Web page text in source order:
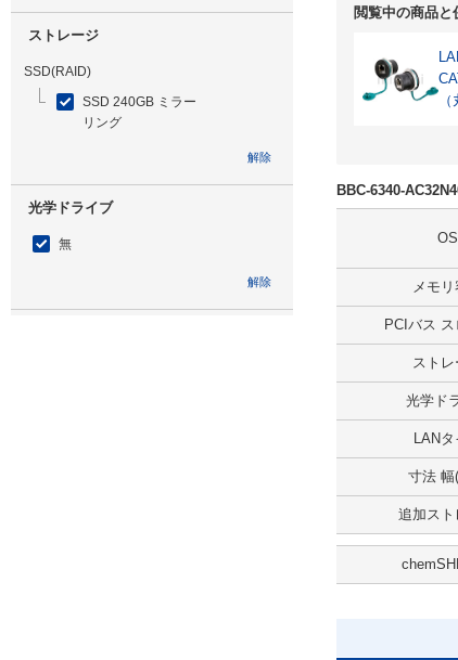
ストレージ
SSD(RAID)
SSD 240GB ミラー
リング
解除
光学ドライブ
無
解除
閲覧中の商品
BBC-6340-
OS
メモ
PCIバス
ストレ
光学ド
LAN
寸法 幅
追加スト